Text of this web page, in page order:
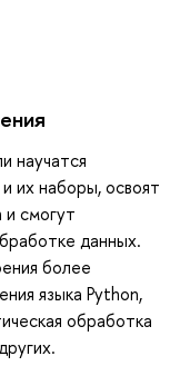
научатся
их наборы, освоят
смогут
данных.
более
языка Python,
обработка